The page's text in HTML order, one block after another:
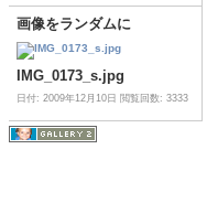
画像をランダムに
IMG_0173_s.jpg
日付: 2009年12月10日 閲覧回数: 3333